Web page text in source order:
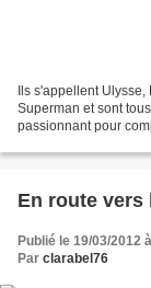
Ils s'appellent
Superman et sont
passionnant pour
En route vers
Publié le 19/03/2012
Par clarabel76